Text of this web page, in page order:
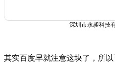
深圳市永昶科技
其实百度早就注意这块了，所